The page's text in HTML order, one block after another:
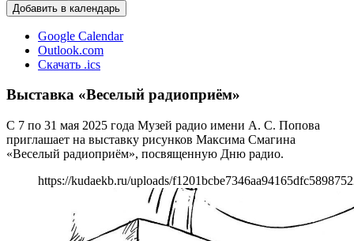
Добавить в календарь
Google Calendar
Outlook.com
Скачать .ics
Выставка «Веселый радиоприём»
С 7 по 31 мая 2025 года Музей радио имени А. С. Попова
приглашает на выставку рисунков Максима Смагина
«Веселый радиоприём», посвященную Дню радио.
https://kudaekb.ru/uploads/